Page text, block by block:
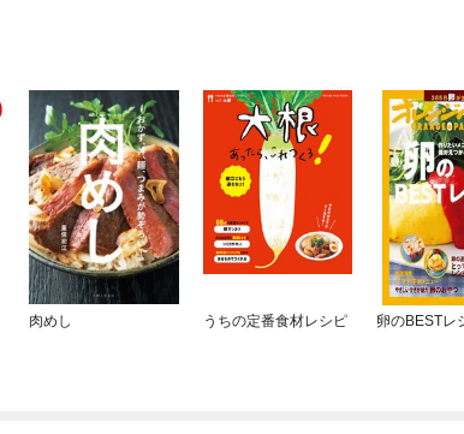
肉めし うちの定番食材レシピ 卵のBESTレ